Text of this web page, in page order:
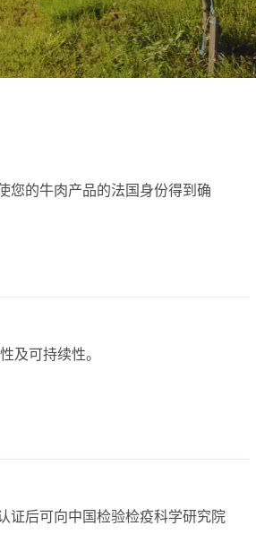
葡萄牙 (葡萄牙语)
西班牙 (西班牙语)
您的牛肉产品的法国身份得到确
及可持续性。
证后可向中国检验检疫科学研究院